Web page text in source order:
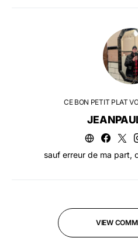
CE BON PETIT PLAT
sauf erreur de ma part,
VIEW